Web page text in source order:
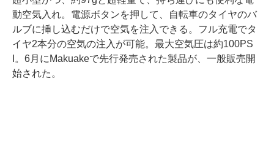
動空気入れ。電源ボタンを押して、自転車のタイヤのバ
ルブに挿し込むだけで空気を注入できる。フル充電でタ
イヤ2本分の空気の注入が可能。最大空気圧は約100PS
I。6月にMakuakeで先行発売された製品が、一般販売開
始された。